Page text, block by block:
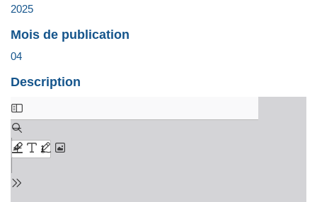
2025
Mois de publication
04
Description